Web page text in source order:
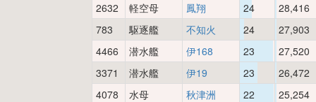
2632
軽空母 鳳翔 24
28,416
783
駆逐艦 不知火 24
27,903
4466
潜水艦 伊168 23
27,520
3371
潜水艦 伊19 23
26,472
4078
水母 秋津洲 22
25,254